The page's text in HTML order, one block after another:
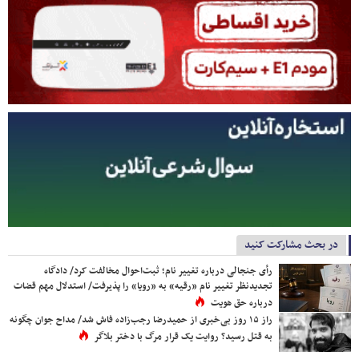
در بحث مشارکت کنید
رأی جنجالی درباره تغییر نام؛ ثبت‌احوال مخالفت کرد/ دادگاه
تجدیدنظر تغییر نام «رقیه» به «رویا» را پذیرفت/ استدلال مهم قضات
درباره حق هویت
راز ۱۵ روز بی‌خبری از حمیدرضا رجب‌زاده فاش شد/ مداح جوان چگونه
به قتل رسید؟ روایت یک قرار مرگ با دختر بلاگر